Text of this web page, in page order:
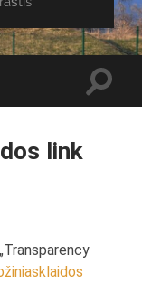
link
žiniasklaidos